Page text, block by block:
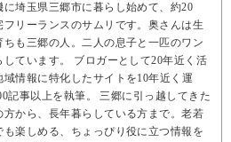
に埼玉県三郷市に暮らし始めて、約20
フリーランスのサムリです。奥さんは生
ちも三郷の人。二人の息子と一匹のワン
しています。 ブロガーとして20年近く活
域情報に特化したサイトを10年近く運
記事以上を執筆。 三郷に引っ越してきた
方から、長年暮らしている方まで。老若
も楽しめる、ちょっぴり役に立つ情報を